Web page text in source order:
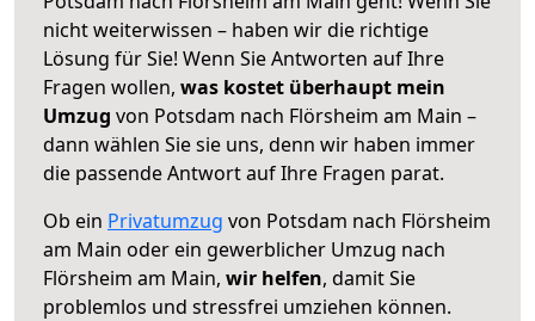
nicht weiterwissen – haben wir die richtige
Lösung für Sie! Wenn Sie Antworten auf Ihre
Fragen wollen, was kostet überhaupt mein
Umzug von Potsdam nach Flörsheim am Main –
dann wählen Sie sie uns, denn wir haben immer
die passende Antwort auf Ihre Fragen parat.
Ob ein Privatumzug von Potsdam nach Flörsheim
am Main oder ein gewerblicher Umzug nach
Flörsheim am Main, wir helfen, damit Sie
problemlos und stressfrei umziehen können.